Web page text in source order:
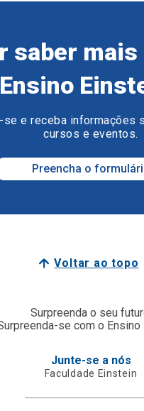
saber
Ensino
se e receba informações
cursos e eventos.
Preencha o
Voltar ao topo
Surpreenda o seu
se com o Ensino
Junte-se a nós
Faculdade Einstein